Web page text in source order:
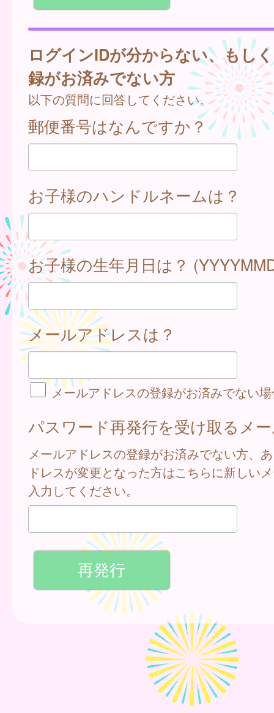
ログインIDが分からない、もし
録がお済みでない方
以下の質問に回答してください。
郵便番号はなんですか？
お子様のハンドルネームは？
お子様の生年月日は？
メールアドレスは？
メールアドレスの登録がお済みでない
パスワード再発行を受け取るメ
メールアドレスの登録がお済みでない方、
ドレスが変更となった方はこちらに新しい
入力してください。